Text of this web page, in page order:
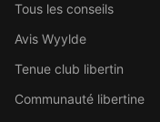
Tous les conseils
Avis Wyylde
Tenue club libertin
Communauté libertine